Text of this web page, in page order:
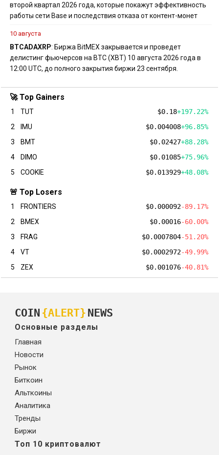
второй квартал 2026 года, которые покажут эффективность
работы сети Base и последствия отказа от контент-монет
10 августа
BTCADAXRP: Биржа BitMEX закрывается и проведет
делистинг фьючерсов на BTC (XBT) 10 августа 2026 года в
12:00 UTC, до полного закрытия биржи 23 сентября.
🚀 Top Gainers
1 TUT $0.18+197.22%
2
IMU $0.004008+96.85%
3
BMT $0.02427+88.28%
4
DIMO $0.01085+75.96%
5
COOKIE $0.013929+48.08%
🚨 Top Losers
1 FRONTIERS $0.000092-89.17%
2
BMEX $0.00016-60.00%
3
FRAG $0.0007804-51.20%
4
VT $0.0002972-49.99%
5
ZEX $0.001076-40.81%
COIN {ALERT} NEWS
Основные разделы
Главная
Новости
Рынок
Биткоин
Альткоины
Аналитика
Тренды
Биржи
Топ 10 криптовалют